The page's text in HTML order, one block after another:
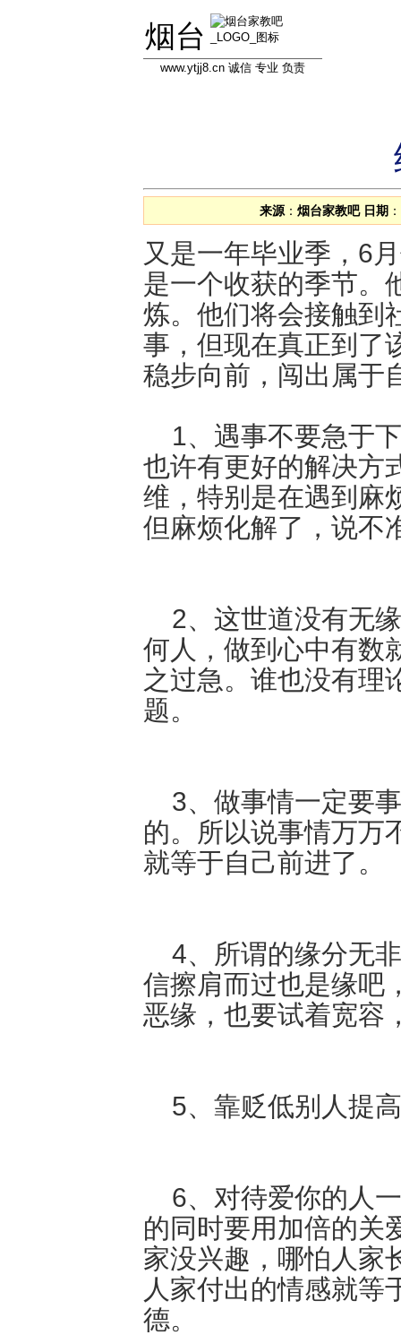
烟台
www.ytjj8.cn 诚信 专业 负责
来源 ： 烟台家教吧 日期
又是一年毕业季，6
是一个收获的季节。
炼。他们将会接触到
事，但现在真正到了
稳步向前，闯出属于
1、遇事不要急于
也许有更好的解决方
维，特别是在遇到麻
但麻烦化解了，说不
2、这世道没有无
何人，做到心中有数
之过急。谁也没有理
题。
3、做事情一定要
的。所以说事情万万
就等于自己前进了。
4、所谓的缘分无
信擦肩而过也是缘吧
恶缘，也要试着宽容
5、靠贬低别人提
6、对待爱你的人
的同时要用加倍的关
家没兴趣，哪怕人家
人家付出的情感就等
德。